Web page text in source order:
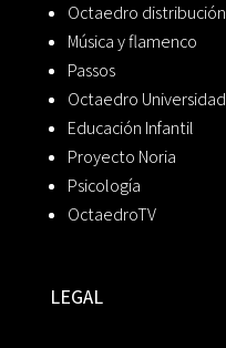
Octaedro distribución
Música y flamenco
Passos
Octaedro Universidad
Educación Infantil
Proyecto Noria
Psicología
OctaedroTV
LEGAL